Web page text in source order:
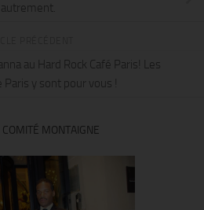
autrement.
au Hard Rock Café Paris! Les
y sont pour vous !
MONTAIGNE